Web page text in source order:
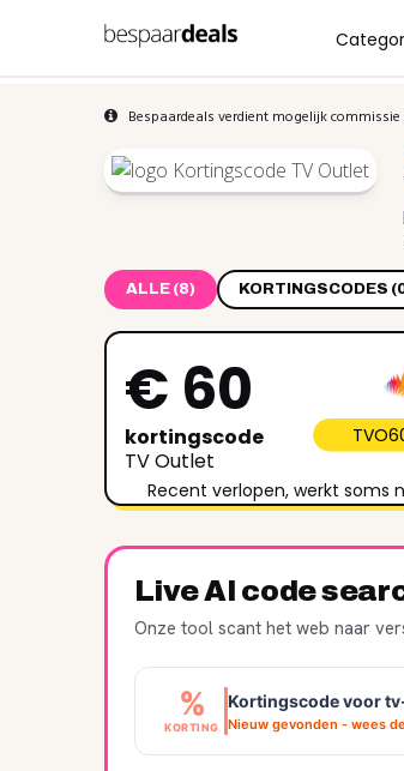
Bespaardeals verdient mogelijk
ALLE (8) KORTINGSCODES
€ 60
kortingscode
TV Outlet
Recent verlopen, werkt soms
Live AI code
Onze tool scant het web naar
%
KORTING
Kortingscode voor
Nieuw gevonden - wees